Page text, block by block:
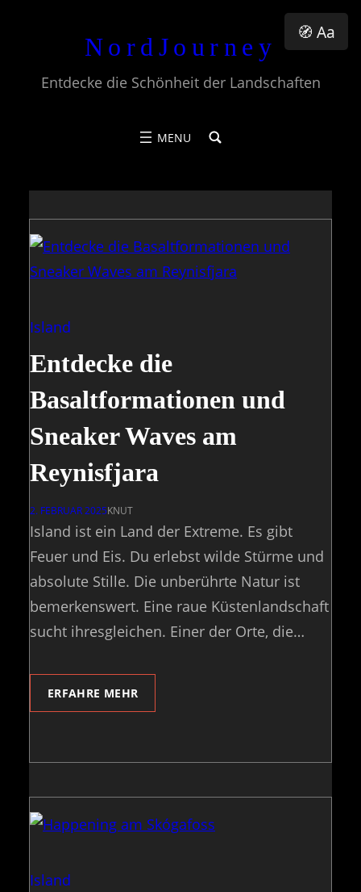
NordJourney
Entdecke die Schönheit der Landschaften
Island
Entdecke die
Basaltformationen und
Sneaker Waves am
Reynisfjara
2. FEBRUAR 2025KNUT
Island ist ein Land der Extreme. Es gibt
Feuer und Eis. Du erlebst wilde Stürme und
absolute Stille. Die unberührte Natur ist
bemerkenswert. Eine raue Küstenlandschaft
sucht ihresgleichen. Einer der Orte, die…
ERFAHRE MEHR
Island
🧭 Aa